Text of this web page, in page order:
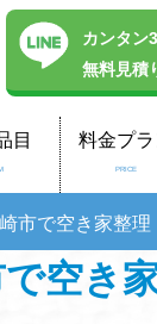
カンタン
無料見積
目 料金プラ
PRICE
崎市で空き家整
で空